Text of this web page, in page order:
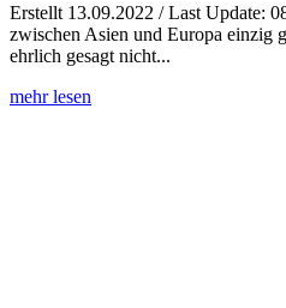
Erstellt 13.09.2022 / Last Update:
zwischen Asien und Europa einzig
ehrlich gesagt nicht...
mehr lesen